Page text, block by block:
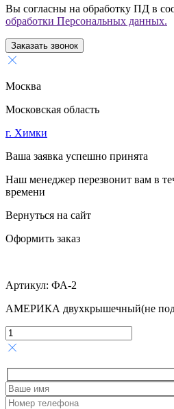
Вы согласны на обработку ПД в
обработки Персональных данных.
Заказать звонок
Москва
Московская область
г. Химки
Ваша заявка успешно принята
Наш менеджер перезвонит вам в
времени
Вернуться на сайт
Оформить заказ
Артикул: ФА-2
АМЕРИКА двухкрышечный(не